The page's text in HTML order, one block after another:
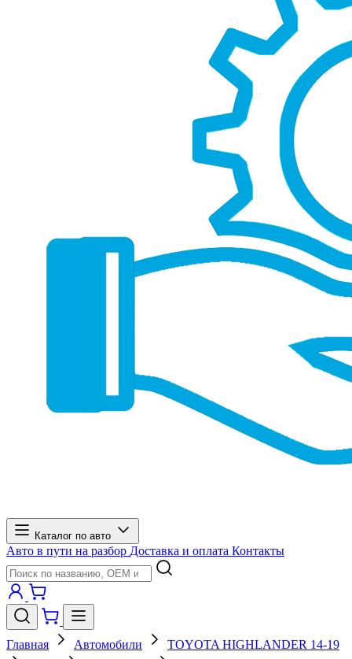
Каталог по авто
Авто в пути на разбор Доставка и оплата Контакты
Главная Автомобили
TOYOTA HIGHLANDER 14-19